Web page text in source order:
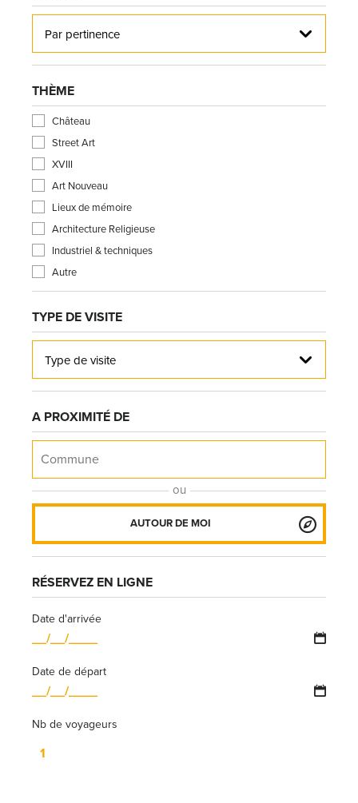
Par pertinence
THÈME
Château
Street Art
XVIII
Art Nouveau
Lieux de mémoire
Architecture Religieuse
Industriel & techniques
Autre
TYPE DE VISITE
Type de visite
A PROXIMITÉ DE
ou
AUTOUR DE MOI
RÉSERVEZ EN LIGNE
Date d'arrivée
Date de départ
Nb de voyageurs